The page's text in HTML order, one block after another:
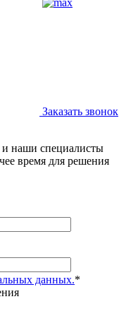
Заказать звонок
наши специалисты
время для решения
данных.*